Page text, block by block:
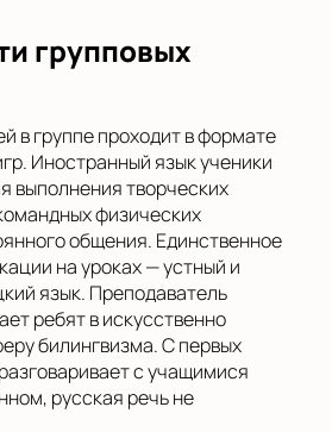
групповых
в группе проходит в формате
Иностранный язык ученики
выполнения творческих
физических
общения. Единственное
на уроках — устный и
язык. Преподаватель
ребят в искусственно
билингвизма. С первых
с учащимися
русская речь не